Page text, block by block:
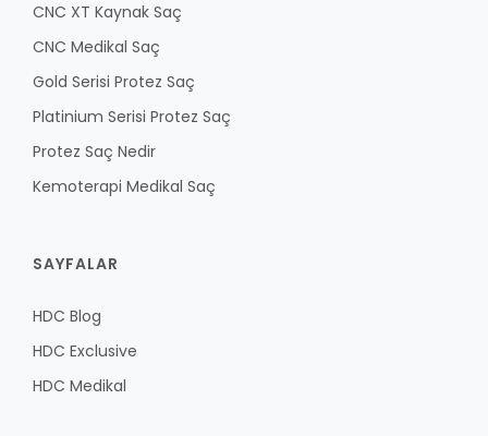
CNC XT Kaynak Saç
CNC Medikal Saç
Gold Serisi Protez Saç
Platinium Serisi Protez Saç
Protez Saç Nedir
Kemoterapi Medikal Saç
SAYFALAR
HDC Blog
HDC Exclusive
HDC Medikal